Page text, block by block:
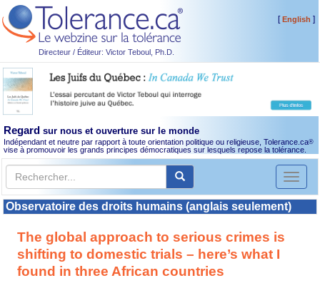
Directeur / Éditeur: Victor Teboul, Ph.D.
[English ]
Regard sur nous et ouverture sur le monde
Indépendant et neutre par rapport à toute orientation politique ou religieuse, Tolerance.ca®
vise à promouvoir les grands principes démocratiques sur lesquels repose la tolérance.
Toggle
Observatoire des droits humains (anglais seulement)
The global approach to serious crimes is
shifting to domestic trials – here’s what I
found in three African countries